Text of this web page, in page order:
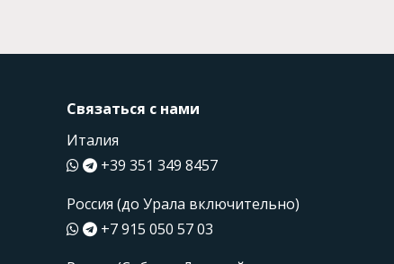
Связаться с нами
Италия
+39 351 349 8457
Россия (до Урала включительно)
+7 915 050 57 03